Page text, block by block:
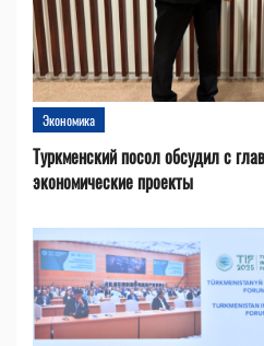
Экономика
Туркменский посол обсудил с
экономические проекты